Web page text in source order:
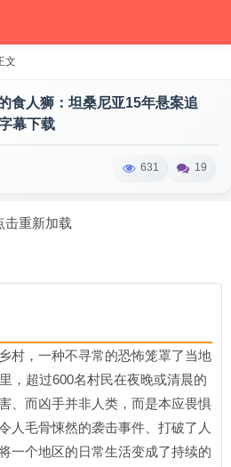
文
食人狮：坦桑尼亚15年悬案追
幕下载
631 19
击重新加载
村，一种不寻常的恐怖笼罩了当地
，超过600名村民在夜晚或清晨的
、而凶手并非人类，而是本应畏惧
人毛骨悚然的袭击事件、打破了人
一个地区的日常生活变成了持续的